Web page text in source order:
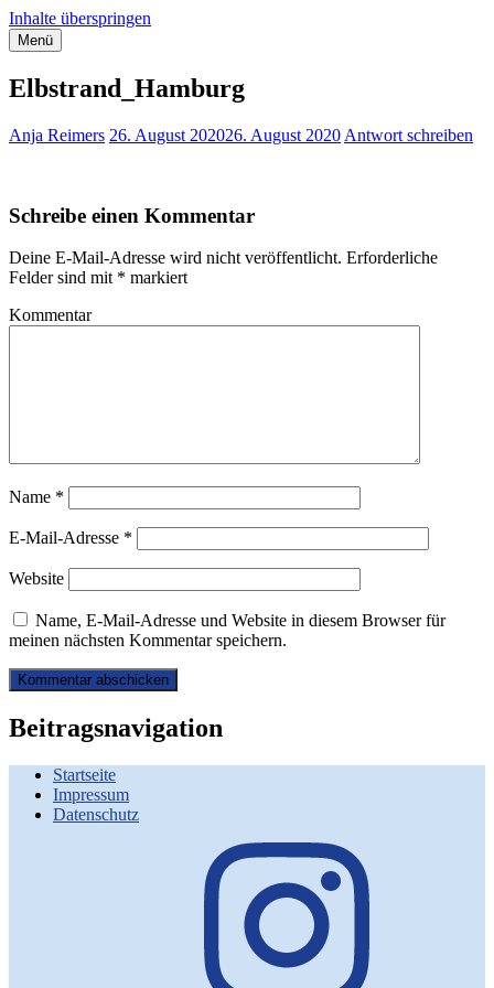
Inhalte überspringen
Streifzug durch Hamburg
Anja Reimers – Stadtführerin für Hamburg
Menü
Elbstrand_Hamburg
Anja Reimers 26. August 202026. August 2020 Antwort schreiben
Schreibe einen Kommentar
Deine E-Mail-Adresse wird nicht veröffentlicht. Erforderliche
Felder sind mit * markiert
Kommentar
Name *
E-Mail-Adresse *
Website
Name, E-Mail-Adresse und Website in diesem Browser für
meinen nächsten Kommentar speichern.
Beitragsnavigation
Startseite
Impressum
Datenschutz